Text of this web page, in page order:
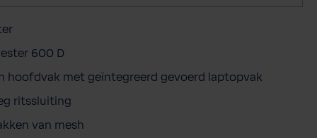
600 D
hoofdvak met geïntegreerd gevoerd laptopvak
ritssluiting
van mesh